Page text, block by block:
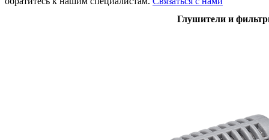
Глушители и